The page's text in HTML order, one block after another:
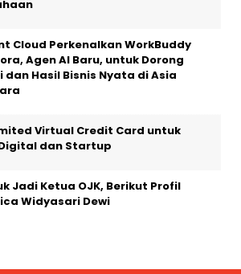
Cloud Perkenalkan WorkBuddy
Agen AI Baru, untuk Dorong
dan Hasil Bisnis Nyata di Asia
Virtual Credit Card untuk
dan Startup
Jadi Ketua OJK, Berikut Profil
Widyasari Dewi